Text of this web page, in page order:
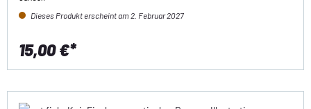
Dieses Produkt erscheint am 2. Februar 2027
15,00 €*